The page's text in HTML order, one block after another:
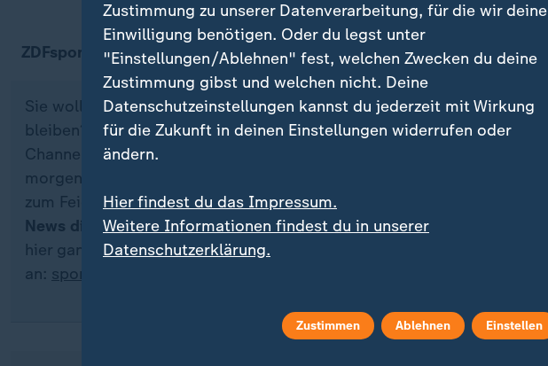
ZDFsportstudio auf WhatsApp
Quelle: Reuters
Sie wollen über Sport stets auf dem Laufenden
bleiben? Dann ist unser sportstudio-WhatsApp-
Channel genau das Richtige für Sie. Egal ob
morgens zum Kaffee, mittags zum Lunch oder
zum Feierabend - erhalten Sie die wichtigsten
News direkt auf Ihr Smartphone. Melden Sie sich
hier ganz einfach für unseren WhatsApp-Channel
an: sportstudio-WhatsApp-Channel
Zustimmung zu unserer Datenverarbeitung, für die wir deine
Einwilligung benötigen. Oder du legst unter
"Einstellungen/Ablehnen" fest, welchen Zwecken du deine
Zustimmung gibst und welchen nicht. Deine
Datenschutzeinstellungen kannst du jederzeit mit Wirkung
für die Zukunft in deinen Einstellungen widerrufen oder
ändern.
Hier findest du das Impressum.
Weitere Informationen findest du in unserer
Datenschutzerklärung.
Zustimmen Ablehnen Einstellen